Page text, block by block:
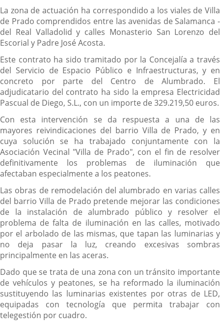
La zona de actuación ha correspondido a los viales de Villa
de Prado comprendidos entre las avenidas de Salamanca -
del Real Valladolid y calles Monasterio San Lorenzo del
Escorial y Padre José Acosta.
Este contrato ha sido tramitado por la Concejalía a través
del Servicio de Espacio Público e Infraestructuras, y en
concreto por parte del Centro de Alumbrado. El
adjudicatario del contrato ha sido la empresa Electricidad
Pascual de Diego, S.L., con un importe de 329.219,50 euros.
Con esta intervención se da respuesta a una de las
mayores reivindicaciones del barrio Villa de Prado, y en
cuya solución se ha trabajado conjuntamente con la
Asociación Vecinal "Villa de Prado", con el fin de resolver
definitivamente los problemas de iluminación que
afectaban especialmente a los peatones.
Las obras de remodelación del alumbrado en varias calles
del barrio Villa de Prado pretende mejorar las condiciones
de la instalación de alumbrado público y resolver el
problema de falta de iluminación en las calles, motivado
por el arbolado de las mismas, que tapan las luminarias y
no deja pasar la luz, creando excesivas sombras
principalmente en las aceras.
Dado que se trata de una zona con un tránsito importante
de vehículos y peatones, se ha reformado la iluminación
sustituyendo las luminarias existentes por otras de LED,
equipadas con tecnología que permita trabajar con
telegestión por cuadro.